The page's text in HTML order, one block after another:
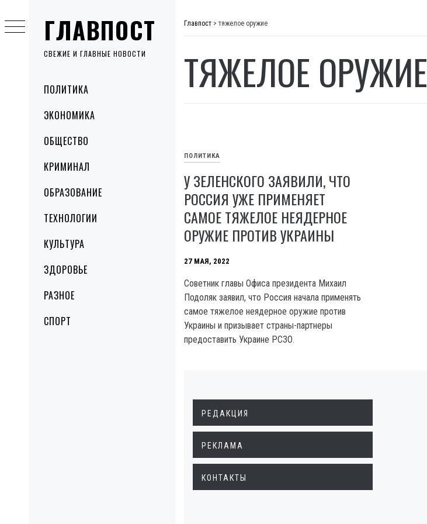
ГЛАВПОСТ
СВЕЖИЕ И ГЛАВНЫЕ НОВОСТИ
MenuПОЛИТИКА
ЭКОНОМИКА
ОБЩЕСТВО
КРИМИНАЛ
ОБРАЗОВАНИЕ
ТЕХНОЛОГИИ
КУЛЬТУРА
ЗДОРОВЬЕ
РАЗНОЕ
СПОРТ
to
content
Главпост > тяжелое оружие
ТЯЖЕЛОЕ ОРУЖИЕ
ПОЛИТИКА
У ЗЕЛЕНСКОГО ЗАЯВИЛИ, ЧТО
РОССИЯ УЖЕ ПРИМЕНЯЕТ
САМОЕ ТЯЖЕЛОЕ НЕЯДЕРНОЕ
ОРУЖИЕ ПРОТИВ УКРАИНЫ
27 МАЯ, 2022
Советник главы Офиса президента Михаил
Подоляк заявил, что Россия начала применять
самое тяжелое неядерное оружие против
Украины и призывает страны-партнеры
предоставить Украине РСЗО.
РЕДАКЦИЯ
РЕКЛАМА
КОНТАКТЫ